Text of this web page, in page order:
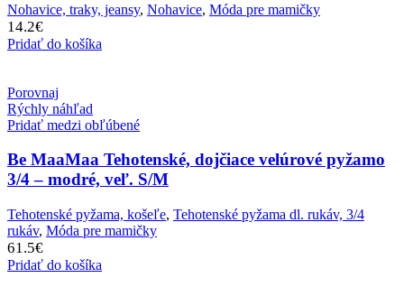
Nohavice, traky, jeansy, Nohavice, Móda pre mamičky
14.2€
Pridať do košíka
Porovnaj
Rýchly náhľad
Pridať medzi obľúbené
Be MaaMaa Tehotenské, dojčiace velúrové pyžamo
3/4 – modré, veľ. S/M
Tehotenské pyžama, košeľe, Tehotenské pyžama dl. rukáv, 3/4
rukáv, Móda pre mamičky
61.5€
Pridať do košíka